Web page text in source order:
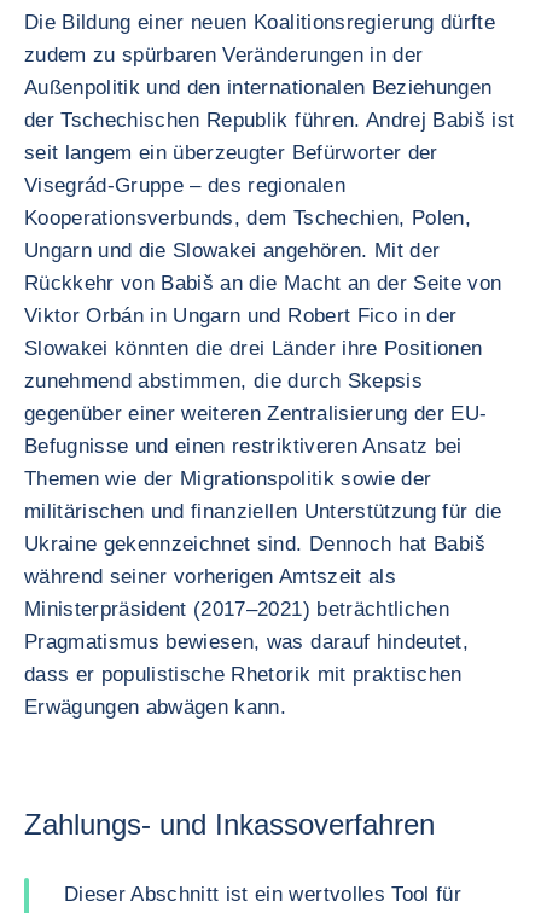
Die Bildung einer neuen Koalitionsregierung dürfte
zudem zu spürbaren Veränderungen in der
Außenpolitik und den internationalen Beziehungen
der Tschechischen Republik führen. Andrej Babiš ist
seit langem ein überzeugter Befürworter der
Visegrád-Gruppe – des regionalen
Kooperationsverbunds, dem Tschechien, Polen,
Ungarn und die Slowakei angehören. Mit der
Rückkehr von Babiš an die Macht an der Seite von
Viktor Orbán in Ungarn und Robert Fico in der
Slowakei könnten die drei Länder ihre Positionen
zunehmend abstimmen, die durch Skepsis
gegenüber einer weiteren Zentralisierung der EU-
Befugnisse und einen restriktiveren Ansatz bei
Themen wie der Migrationspolitik sowie der
militärischen und finanziellen Unterstützung für die
Ukraine gekennzeichnet sind. Dennoch hat Babiš
während seiner vorherigen Amtszeit als
Ministerpräsident (2017–2021) beträchtlichen
Pragmatismus bewiesen, was darauf hindeutet,
dass er populistische Rhetorik mit praktischen
Erwägungen abwägen kann.
Zahlungs- und Inkassoverfahren
Dieser Abschnitt ist ein wertvolles Tool für